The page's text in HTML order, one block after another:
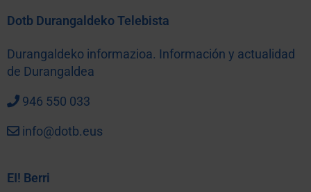
Dotb Durangaldeko Telebista
Durangaldeko informazioa. Información y actualidad
de Durangaldea
946 550 033
info@dotb.eus
EI! Berri